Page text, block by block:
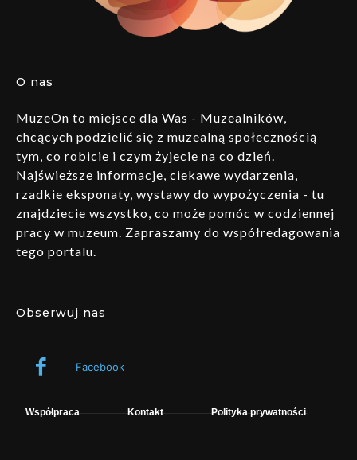
O nas
MuzeOn to miejsce dla Was - Muzealników,
chcących podzielić się z muzealną społecznością
tym, co robicie i czym żyjecie na co dzień.
Najświeższe informacje, ciekawe wydarzenia,
rzadkie eksponaty, wystawy do wypożyczenia - tu
znajdziecie wszystko, co może pomóc w codziennej
pracy w muzeum. Zapraszamy do współredagowania
tego portalu.
Obserwuj nas
Facebook
Współpraca Kontakt Polityka prywatności